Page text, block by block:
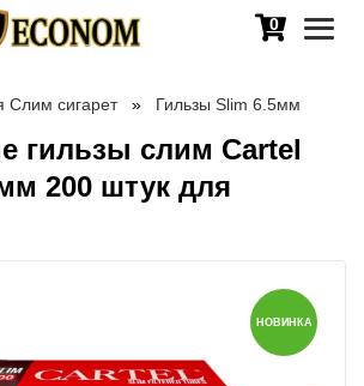
0
Toggle
Слим сигарет Гильзы Slim 6.5мм
гильзы слим Cartel
200 штук для
НОВИНКА